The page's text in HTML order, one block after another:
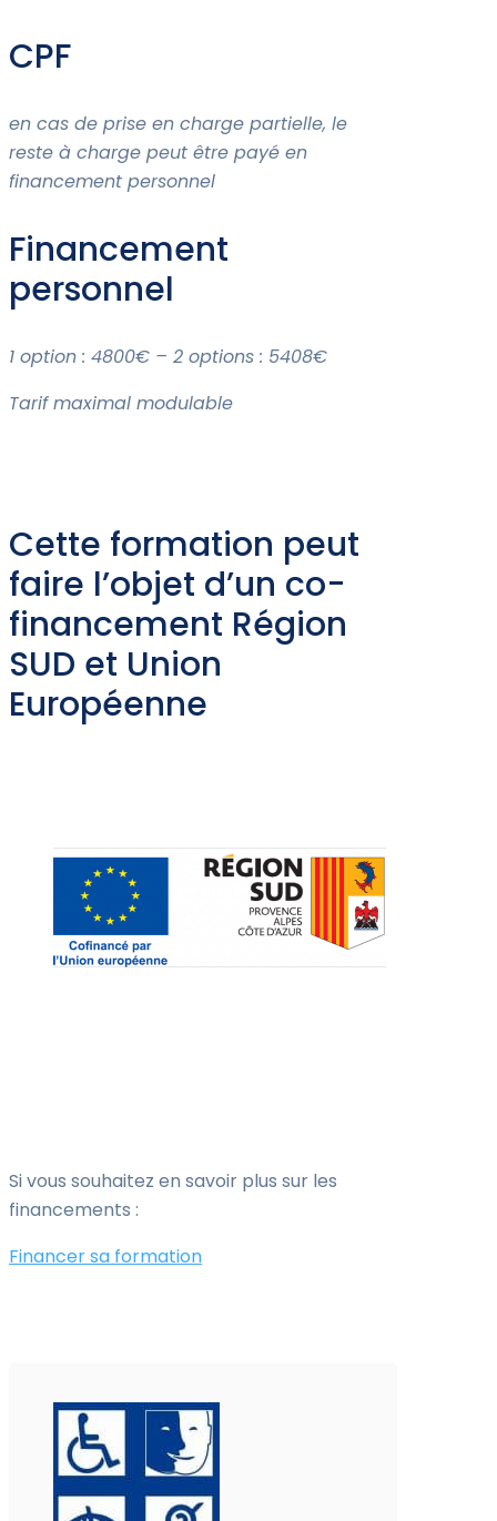
CPF
en cas de prise en charge partielle, le
reste à charge peut être payé en
financement personnel
Financement
personnel
1 option : 4800€ – 2 options : 5408€
Tarif maximal modulable
Cette formation peut
faire l’objet d’un co-
financement Région
SUD et Union
Européenne
Si vous souhaitez en savoir plus sur les
financements :
Financer sa formation